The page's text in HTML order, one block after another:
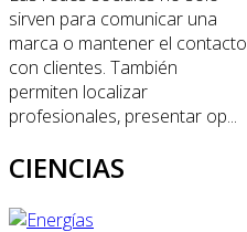
sirven para comunicar una
marca o mantener el contacto
con clientes. También
permiten localizar
profesionales, presentar op...
CIENCIAS